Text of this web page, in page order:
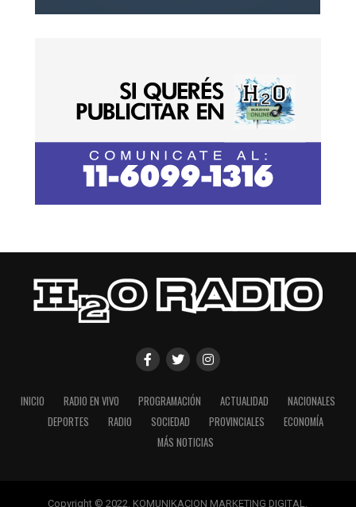
INICIO RADIO EN VIVO PROGRAMACIÓN ACTUALIDAD
NACIONALES
DEPORTES
RADIO SOCIEDAD PROVINCIALES
ECONOMÍA
MÁS NOTICIAS
Copyright © 2022. KOMUNIKACION MARKETING DIGITAL.